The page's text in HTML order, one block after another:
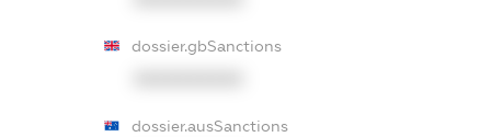
dossier.gbSanctions
dossier.ausSanctions